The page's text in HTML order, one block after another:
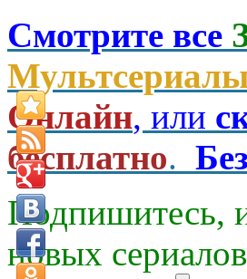
Смотрите все
Онлайн, или
бесплатно.
Подпишитесь,
новых